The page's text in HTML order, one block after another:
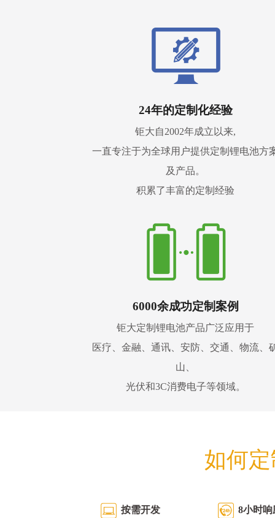
24年的定制化经验
钜大自2002年成立以来,
一直专注于为全球用户提供定制锂电池方
及产品。
积累了丰富的定制经验
6000余成功定制案例
钜大定制锂电池产品广泛应用于
医疗、金融、通讯、安防、交通、物流、
山、
光伏和3C消费电子等领域。
如何
按需开发 8小时响